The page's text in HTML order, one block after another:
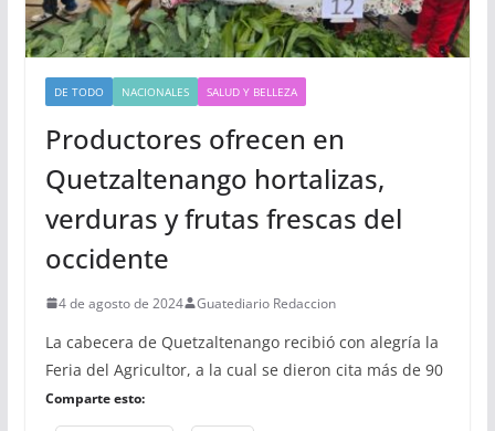
DE TODO NACIONALES SALUD Y BELLEZA
Productores ofrecen en
Quetzaltenango hortalizas,
verduras y frutas frescas del
occidente
4 de agosto de 2024 Guatediario Redaccion
La cabecera de Quetzaltenango recibió con alegría la
Feria del Agricultor, a la cual se dieron cita más de 90
Comparte esto: